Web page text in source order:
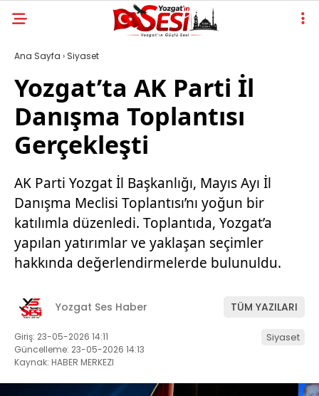
Ana Sayfa › Siyaset
Yozgat’ta AK Parti İl
Danışma Toplantısı
Gerçekleşti
AK Parti Yozgat İl Başkanlığı, Mayıs Ayı İl
Danışma Meclisi Toplantısı’nı yoğun bir
katılımla düzenledi. Toplantıda, Yozgat’a
yapılan yatırımlar ve yaklaşan seçimler
hakkında değerlendirmelerde bulunuldu.
Yozgat Ses Haber TÜM YAZILARI
Giriş: 23-05-2026 14:11
Güncelleme: 23-05-2026 14:13
Kaynak: HABER MERKEZI
Siyaset